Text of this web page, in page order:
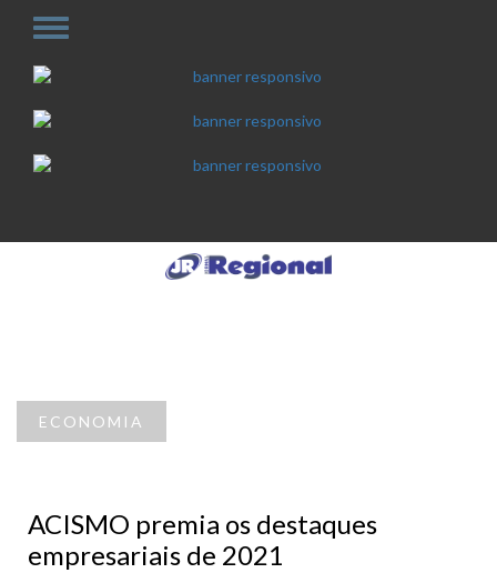
ECONOMIA
ACISMO premia os destaques
empresariais de 2021